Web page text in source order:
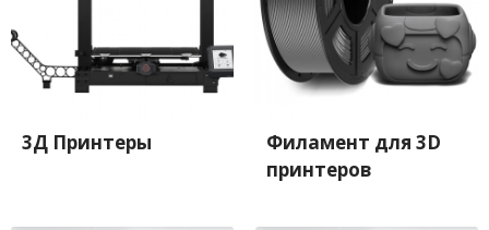
3Д Принтеры
Филамент для 3D
принтеров